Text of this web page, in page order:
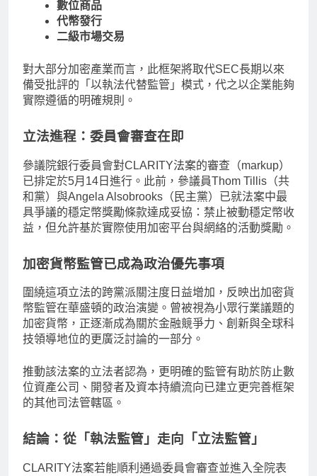
數位商品
代幣發行
二級市場交易
對大部分加密產業而言，此框架將取代SEC長期以來
備受批評的「以執法代替監管」模式，代之以企業能夠
實際遵循的明確規則。
立法進程：委員會審查在即
參議院銀行委員會對CLARITY法案的審查（markup）
已排定於5月14日進行。此前，參議員Thom Tillis（共
和黨）與Angela Alsobrooks（民主黨）已就法案中最
具爭議的穩定幣獎勵條款達成妥協：禁止被動穩定幣收
益，但允許基於實際使用加密平台與網絡的活動獎勵。
加密貨幣監管已成為政治優先事項
圍繞這項立法的跨黨派關注度日益增加，反映出加密貨
幣監管在華盛頓的政治演變。曾被視為小眾行業議題的
加密貨幣，正逐漸成為關於金融競爭力、創新與全球科
技領導地位的更廣泛討論的一部分。
推動該法案的立法者認為，更明確的監管有助於防止數
位資產公司、開發者及資本持續流向已建立更完善框架
的其他司法管轄區。
結論：從「執法監管」走向「立法監管」
CLARITY法案若能順利通過委員會審查並進入全院表